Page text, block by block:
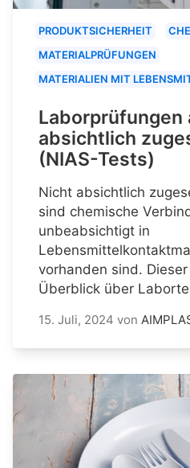
PRODUKTSICHERHEIT
MATERIALPRÜFUNGEN
MATERIALIEN MIT
Laborprüfungen
absichtlich
(NIAS-Tests)
Nicht absichtlich
sind chemische
unbeabsichtigt in
vorhanden sind.
Überblick über
15. Juli, 2024 von